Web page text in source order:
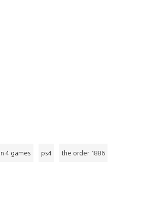
4 games ps4 the order: 1886